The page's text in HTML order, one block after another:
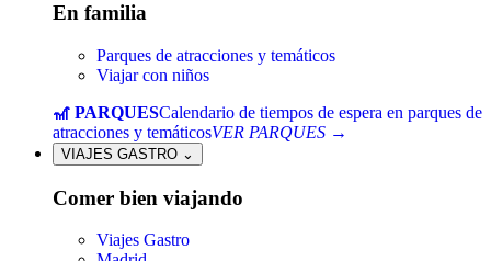
En familia
Parques de atracciones y temáticos
Viajar con niños
🎢 PARQUESCalendario de tiempos de espera en parques de
atracciones y temáticosVER PARQUES →
VIAJES GASTRO ⌄
Comer bien viajando
Viajes Gastro